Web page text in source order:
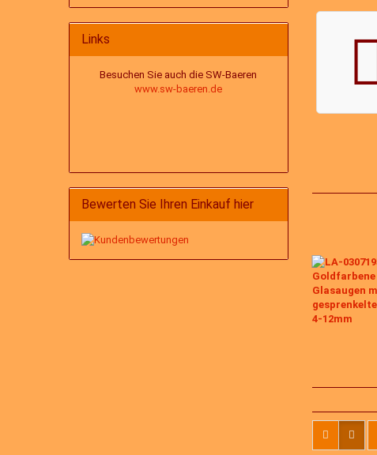
Links
Besuchen Sie auch die SW-Baeren
www.sw-baeren.de
Bewerten Sie Ihren Einkauf hier